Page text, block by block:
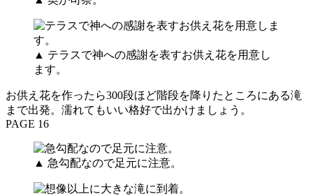
▲ テラスで神への感謝を表すお供え花を用意し
ます。
お供え花を作ったら300段ほど階段を降りたところにある滝
まで出発。濡れてもいい格好で出かけましょう。
PAGE 16
▲ 急勾配なので足元に注意。